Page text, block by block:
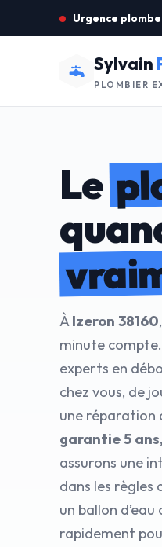
Urgence
Sylvain
PLOMBIER
Le
ÀIzeron 38160
minute
experts en
chez vous, de
une réparation
garantie 5
assurons une
dans les
un ballon
rapidement